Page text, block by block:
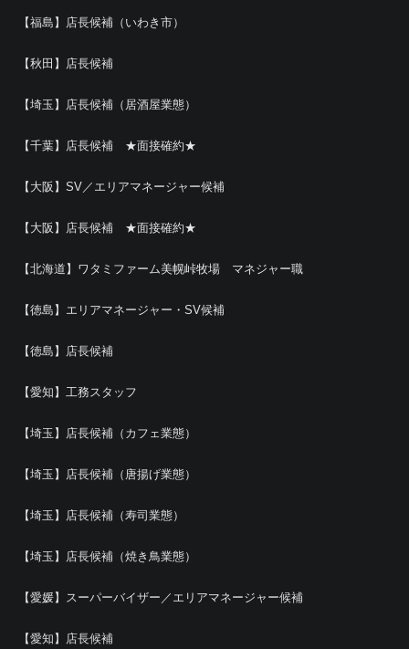
【福島】店長候補（いわき市）
【秋田】店長候補
【埼玉】店長候補（居酒屋業態）
【千葉】店長候補 ★面接確約★
【大阪】SV／エリアマネージャー候補
【大阪】店長候補 ★面接確約★
【北海道】ワタミファーム美幌峠牧場 マネジャー職
【徳島】エリアマネージャー・SV候補
【徳島】店長候補
【愛知】工務スタッフ
【埼玉】店長候補（カフェ業態）
【埼玉】店長候補（唐揚げ業態）
【埼玉】店長候補（寿司業態）
【埼玉】店長候補（焼き鳥業態）
【愛媛】スーパーバイザー／エリアマネージャー候補
【愛知】店長候補